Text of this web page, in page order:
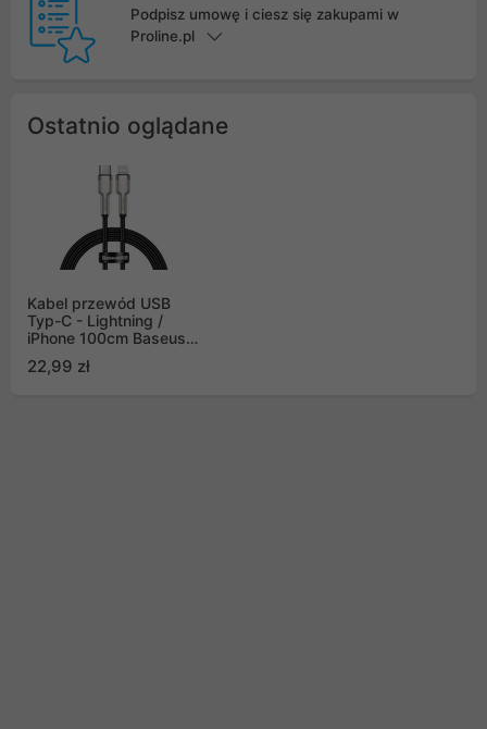
Podpisz umowę i ciesz się zakupami w
Proline.pl
Ostatnio oglądane
Kabel przewód USB
Typ-C - Lightning /
iPhone 100cm Baseus
czarny (CATLJK-A01)
22,99 zł